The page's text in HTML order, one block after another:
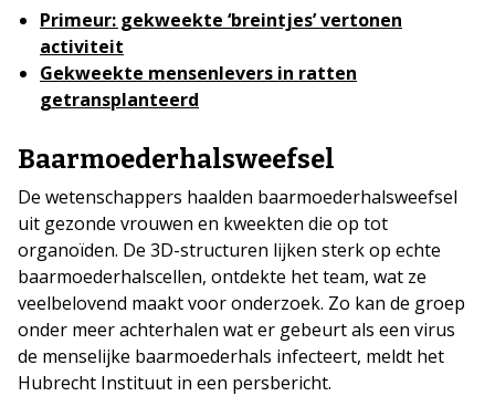
Primeur: gekweekte ‘breintjes’ vertonen
activiteit
Gekweekte mensenlevers in ratten
getransplanteerd
Baarmoederhalsweefsel
De wetenschappers haalden baarmoederhalsweefsel
uit gezonde vrouwen en kweekten die op tot
organoïden. De 3D-structuren lijken sterk op echte
baarmoederhalscellen, ontdekte het team, wat ze
veelbelovend maakt voor onderzoek. Zo kan de groep
onder meer achterhalen wat er gebeurt als een virus
de menselijke baarmoederhals infecteert, meldt het
Hubrecht Instituut in een persbericht.